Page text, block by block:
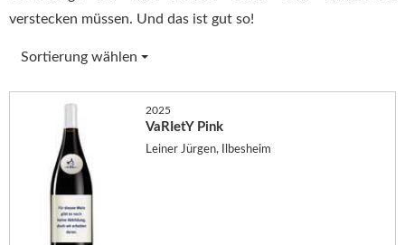
verstecken müssen. Und das ist gut so!
Sortierung wählen
2025
VaRIetY Pink
Leiner Jürgen, Ilbesheim